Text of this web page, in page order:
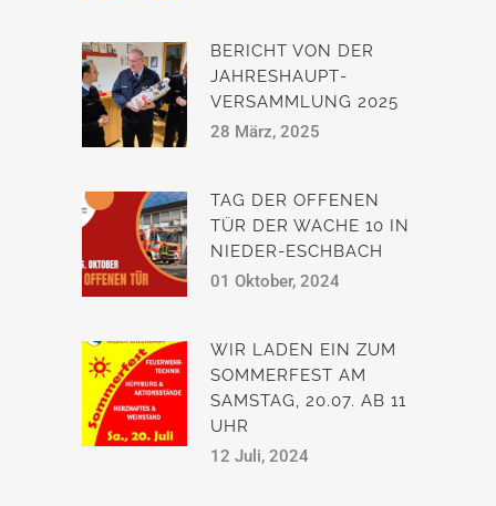
BERICHT VON DER
JAHRESHAUPT­
VERSAMMLUNG 2025
28 März, 2025
TAG DER OFFENEN
TÜR DER WACHE 10 IN
NIEDER-ESCHBACH
01 Oktober, 2024
WIR LADEN EIN ZUM
SOMMERFEST AM
SAMSTAG, 20.07. AB 11
UHR
12 Juli, 2024